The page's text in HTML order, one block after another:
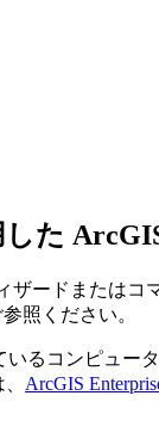
た
ザードまたは
参照ください。
いるコンピュ
ArcGIS